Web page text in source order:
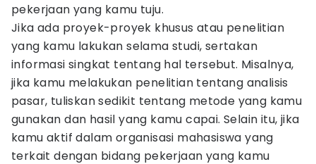
pekerjaan yang kamu tuju.
Jika ada proyek-proyek khusus atau penelitian
yang kamu lakukan selama studi, sertakan
informasi singkat tentang hal tersebut. Misalnya,
jika kamu melakukan penelitian tentang analisis
pasar, tuliskan sedikit tentang metode yang kamu
gunakan dan hasil yang kamu capai. Selain itu, jika
kamu aktif dalam organisasi mahasiswa yang
terkait dengan bidang pekerjaan yang kamu